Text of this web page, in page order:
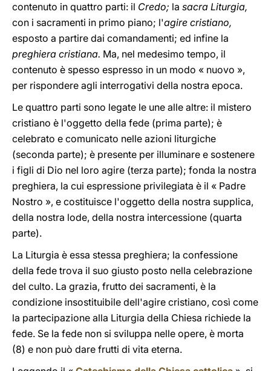
contenuto in quattro parti: il Credo; la sacra Liturgia,
con i sacramenti in primo piano; l'agire cristiano,
esposto a partire dai comandamenti; ed infine la
preghiera cristiana. Ma, nel medesimo tempo, il
contenuto è spesso espresso in un modo « nuovo »,
per rispondere agli interrogativi della nostra epoca.
Le quattro parti sono legate le une alle altre: il mistero
cristiano è l'oggetto della fede (prima parte); è
celebrato e comunicato nelle azioni liturgiche
(seconda parte); è presente per illuminare e sostenere
i figli di Dio nel loro agire (terza parte); fonda la nostra
preghiera, la cui espressione privilegiata è il « Padre
Nostro », e costituisce l'oggetto della nostra supplica,
della nostra lode, della nostra intercessione (quarta
parte).
La Liturgia è essa stessa preghiera; la confessione
della fede trova il suo giusto posto nella celebrazione
del culto. La grazia, frutto dei sacramenti, è la
condizione insostituibile dell'agire cristiano, così come
la partecipazione alla Liturgia della Chiesa richiede la
fede. Se la fede non si sviluppa nelle opere, è morta
(8) e non può dare frutti di vita eterna.